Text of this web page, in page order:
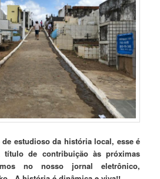
estudioso da história local, esse é
de contribuição às próximas
no nosso jornal eletrônico,